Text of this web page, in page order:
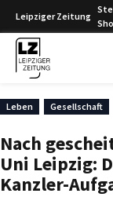
Leipziger Zeitung
Leben Gesellschaft
Nach
Uni Leipzig:
Kanzler-